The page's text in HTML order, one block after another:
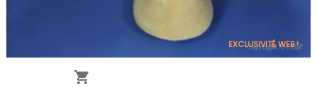
EXCLUSIVITÉ WEB !
